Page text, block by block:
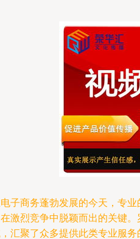
子商务蓬勃发展的今天，专
激烈竞争中脱颖而出的关键
汇聚了众多提供此类专业服